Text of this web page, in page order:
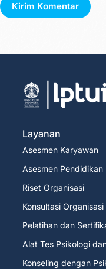
Kirim Komentar
Layanan
Asesmen Karyawan
Asesmen Pendidikan
Riset Organisasi
Konsultasi Organisasi
Pelatihan dan
Alat Tes Psikologi
Konseling dengan